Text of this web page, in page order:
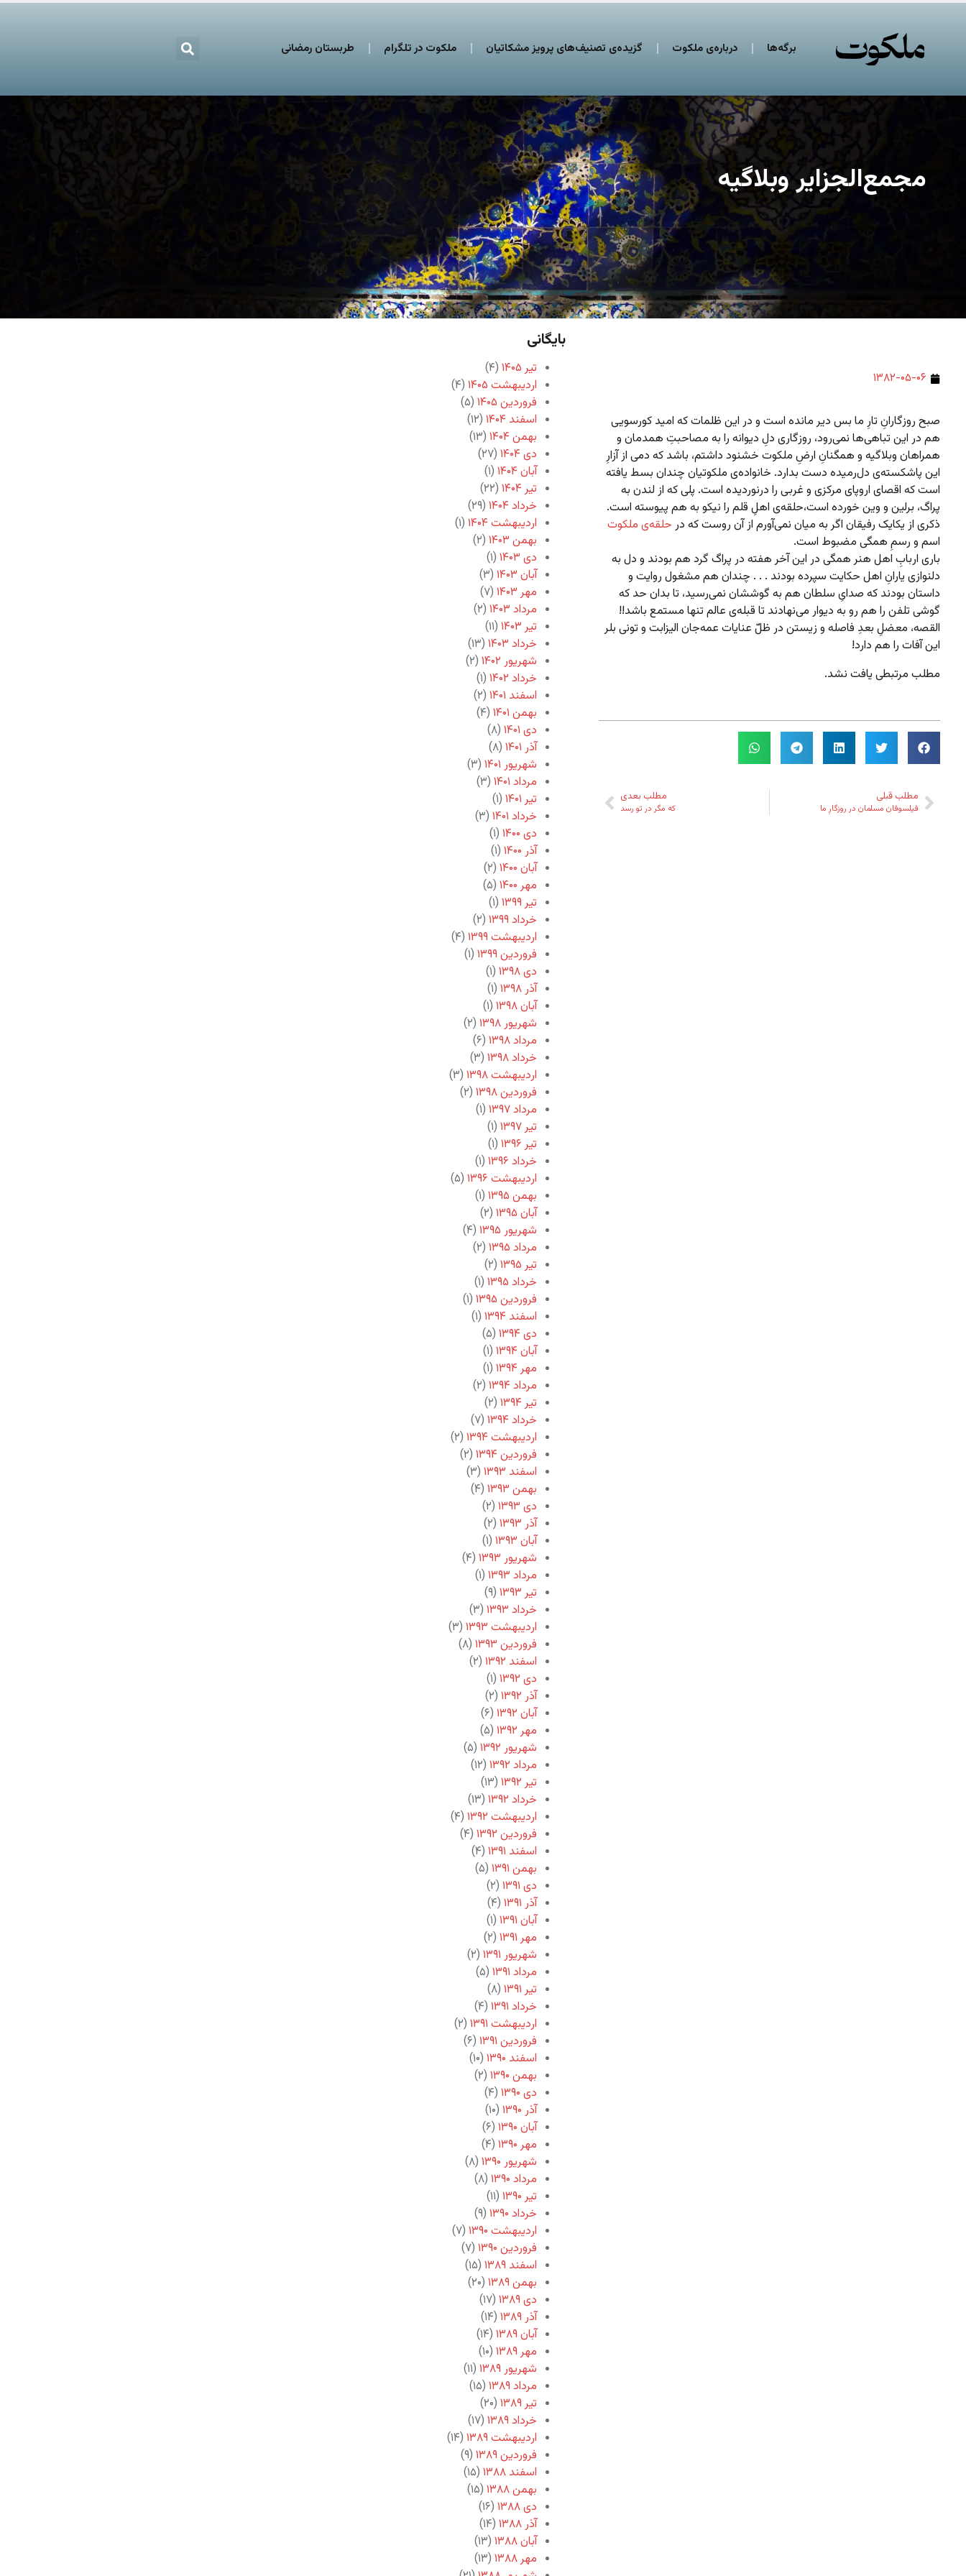
برگه‌ها درباره‌ی ملکوت گزیده‌ی تصنیف‌های پرویز مشکاتیان ملکوت در تلگرام طربستان رمضانی
مجمع‌الجزایر وبلاگیه
۱۳۸۲-۰۵-۰۶
صبح روزگارانِ تارِ ما بس دیر مانده است و در این ظلمات که امید کورسویی
هم در این تباهی‌ها نمی‌رود، روزگاری دلِ دیوانه را به مصاحبتِ همدمان و
همراهان وبلاگیه و همگنانِ ارضِ ملکوت خشنود داشتم، باشد که دمی از آزارِ
این پاشکسته‌ی دل‌رمیده دست بدارد. خانواده‌ی ملکوتیان چندان بسط یافته
است که اقصای اروپای مرکزی و غربی را درنوردیده است. پلی که از لندن به
پراگ، برلین و وین خورده است،حلقه‌ی اهلِ قلم را نیکو به هم پیوسته است.
ذکری از یکایک رفیقان اگر به میان نمی‌آورم از آن روست که در حلقه‌ی ملکوت
اسم و رسمِ همگی مضبوط است.
باری اربابِ اهل هنر همگی در این آخر هفته در پراگ گرد هم بودند و دل به
دلنوازی یارانِ اهل حکایت سپرده بودند . . . چندان هم مشغول روایت و
داستان بودند که صدایِ سلطان هم به گوششان نمی‌رسید، تا بدان حد که
گوشی تلفن را هم رو به دیوار می‌نهادند تا قبله‌ی عالم تنها مستمع باشد!!
القصه، معضلِ بعدِ فاصله و زیستن در ظلّ عنایات عمه‌جان الیزابت و تونی بلر
این آفات را هم دارد!
مطلب مرتبطی یافت نشد.
مطلب قبلی
فیلسوفان مسلمان در روزگارِ ما
مطلب بعدی
که مگر در تو رسد
بایگانی
تیر ۱۴۰۵
(۴)
اردیبهشت ۱۴۰۵
(۴)
فروردین ۱۴۰۵
(۵)
اسفند ۱۴۰۴
(۱۲)
بهمن ۱۴۰۴
(۱۳)
دی ۱۴۰۴
(۲۷)
آبان ۱۴۰۴
(۱)
تیر ۱۴۰۴
(۲۲)
خرداد ۱۴۰۴
(۲۹)
اردیبهشت ۱۴۰۴
(۱)
بهمن ۱۴۰۳
(۲)
دی ۱۴۰۳
(۱)
آبان ۱۴۰۳
(۳)
مهر ۱۴۰۳
(۷)
مرداد ۱۴۰۳
(۲)
تیر ۱۴۰۳
(۱۱)
خرداد ۱۴۰۳
(۱۳)
شهریور ۱۴۰۲
(۲)
خرداد ۱۴۰۲
(۱)
اسفند ۱۴۰۱
(۲)
بهمن ۱۴۰۱
(۴)
دی ۱۴۰۱
(۸)
آذر ۱۴۰۱
(۸)
شهریور ۱۴۰۱
(۳)
مرداد ۱۴۰۱
(۳)
تیر ۱۴۰۱
(۱)
خرداد ۱۴۰۱
(۳)
دی ۱۴۰۰
(۱)
آذر ۱۴۰۰
(۱)
آبان ۱۴۰۰
(۲)
مهر ۱۴۰۰
(۵)
تیر ۱۳۹۹
(۱)
خرداد ۱۳۹۹
(۲)
اردیبهشت ۱۳۹۹
(۴)
فروردین ۱۳۹۹
(۱)
دی ۱۳۹۸
(۱)
آذر ۱۳۹۸
(۱)
آبان ۱۳۹۸
(۱)
شهریور ۱۳۹۸
(۲)
مرداد ۱۳۹۸
(۶)
خرداد ۱۳۹۸
(۳)
اردیبهشت ۱۳۹۸
(۳)
فروردین ۱۳۹۸
(۲)
مرداد ۱۳۹۷
(۱)
تیر ۱۳۹۷
(۱)
تیر ۱۳۹۶
(۱)
خرداد ۱۳۹۶
(۱)
اردیبهشت ۱۳۹۶
(۵)
بهمن ۱۳۹۵
(۱)
آبان ۱۳۹۵
(۲)
شهریور ۱۳۹۵
(۴)
مرداد ۱۳۹۵
(۲)
تیر ۱۳۹۵
(۲)
خرداد ۱۳۹۵
(۱)
فروردین ۱۳۹۵
(۱)
اسفند ۱۳۹۴
(۱)
دی ۱۳۹۴
(۵)
آبان ۱۳۹۴
(۱)
مهر ۱۳۹۴
(۱)
مرداد ۱۳۹۴
(۲)
تیر ۱۳۹۴
(۲)
خرداد ۱۳۹۴
(۷)
اردیبهشت ۱۳۹۴
(۲)
فروردین ۱۳۹۴
(۲)
اسفند ۱۳۹۳
(۳)
بهمن ۱۳۹۳
(۴)
دی ۱۳۹۳
(۲)
آذر ۱۳۹۳
(۲)
آبان ۱۳۹۳
(۱)
شهریور ۱۳۹۳
(۴)
مرداد ۱۳۹۳
(۱)
تیر ۱۳۹۳
(۹)
خرداد ۱۳۹۳
(۳)
اردیبهشت ۱۳۹۳
(۳)
فروردین ۱۳۹۳
(۸)
اسفند ۱۳۹۲
(۲)
دی ۱۳۹۲
(۱)
آذر ۱۳۹۲
(۲)
آبان ۱۳۹۲
(۶)
مهر ۱۳۹۲
(۵)
شهریور ۱۳۹۲
(۵)
مرداد ۱۳۹۲
(۱۲)
تیر ۱۳۹۲
(۱۳)
خرداد ۱۳۹۲
(۱۳)
اردیبهشت ۱۳۹۲
(۴)
فروردین ۱۳۹۲
(۴)
اسفند ۱۳۹۱
(۴)
بهمن ۱۳۹۱
(۵)
دی ۱۳۹۱
(۲)
آذر ۱۳۹۱
(۴)
آبان ۱۳۹۱
(۱)
مهر ۱۳۹۱
(۲)
شهریور ۱۳۹۱
(۲)
مرداد ۱۳۹۱
(۵)
تیر ۱۳۹۱
(۸)
خرداد ۱۳۹۱
(۴)
اردیبهشت ۱۳۹۱
(۲)
فروردین ۱۳۹۱
(۶)
اسفند ۱۳۹۰
(۱۰)
بهمن ۱۳۹۰
(۲)
دی ۱۳۹۰
(۴)
آذر ۱۳۹۰
(۱۰)
آبان ۱۳۹۰
(۶)
مهر ۱۳۹۰
(۴)
شهریور ۱۳۹۰
(۸)
مرداد ۱۳۹۰
(۸)
تیر ۱۳۹۰
(۱۱)
خرداد ۱۳۹۰
(۹)
اردیبهشت ۱۳۹۰
(۷)
فروردین ۱۳۹۰
(۷)
اسفند ۱۳۸۹
(۱۵)
بهمن ۱۳۸۹
(۲۰)
دی ۱۳۸۹
(۱۷)
آذر ۱۳۸۹
(۱۴)
آبان ۱۳۸۹
(۱۴)
مهر ۱۳۸۹
(۱۰)
شهریور ۱۳۸۹
(۱۱)
مرداد ۱۳۸۹
(۱۵)
تیر ۱۳۸۹
(۲۰)
خرداد ۱۳۸۹
(۱۷)
اردیبهشت ۱۳۸۹
(۱۴)
فروردین ۱۳۸۹
(۹)
اسفند ۱۳۸۸
(۱۵)
بهمن ۱۳۸۸
(۱۵)
دی ۱۳۸۸
(۱۶)
آذر ۱۳۸۸
(۱۴)
آبان ۱۳۸۸
(۱۳)
مهر ۱۳۸۸
(۱۳)